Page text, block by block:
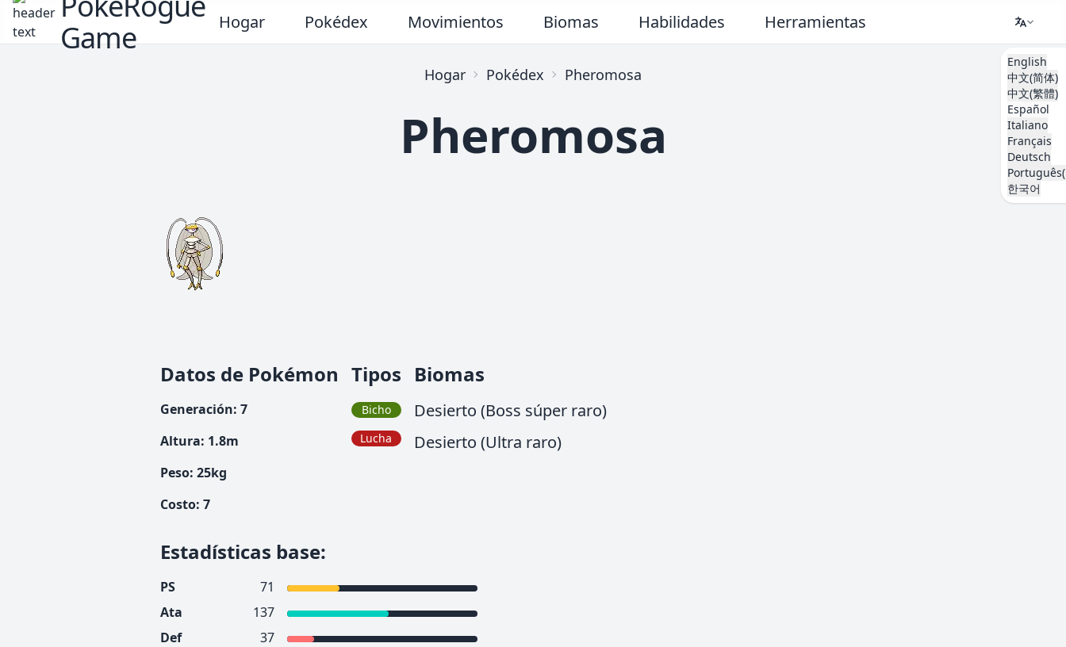
Game
Hogar Pokédex Movimientos Biomas Habilidades Herramientas
English
中文(简体)
中文(繁體)
Español
Italiano
Français
Deutsch
한국어
Hogar Pokédex Pheromosa
Pheromosa
Datos de Pokémon
Generación: 7
Altura: 1.8m
Peso: 25kg
Costo: 7
Tipos
Bicho
Lucha
Biomas
Desierto (Boss súper raro)
Desierto (Ultra raro)
Estadísticas base:
PS
71
Ata
137
Def
37